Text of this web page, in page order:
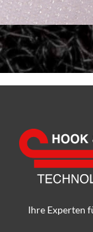
Ihre Experten